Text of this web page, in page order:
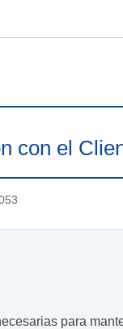
con el
para